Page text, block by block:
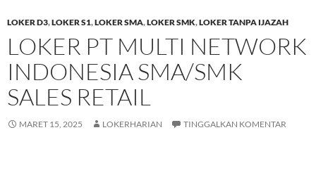
LOKER D3,LOKER S1,LOKER SMA,LOKER SMK,LOKER TANPA IJAZAH
LOKER PT MULTI NETWORK
INDONESIA SMA/SMK
SALES RETAIL
MARET 15, 2025 LOKERHARIAN TINGGALKAN KOMENTAR